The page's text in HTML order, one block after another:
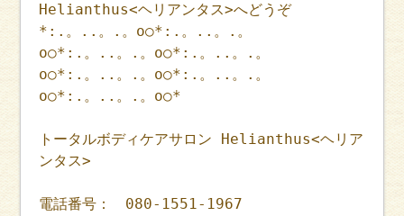
Helianthus<ヘリアンタス>へどうぞ
*:.。..。.。o○*:.。..。.。
o○*:.。..。.。o○*:.。..。.。
o○*:.。..。.。o○*:.。..。.。
o○*:.。..。.。o○*
トータルボディケアサロン Helianthus<ヘリア
ンタス>
電話番号： 080-1551-1967